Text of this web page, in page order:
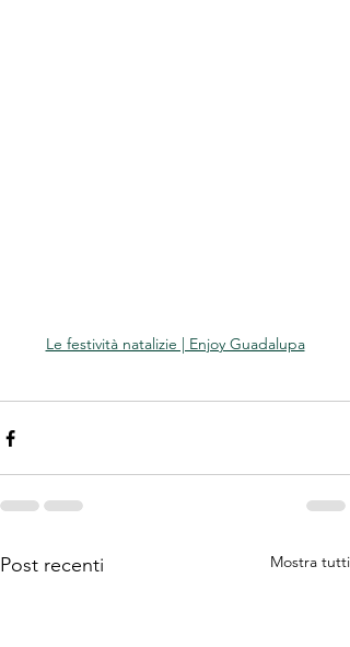
Le festività natalizie | Enjoy Guadalupa
Post recenti Mostra tutti